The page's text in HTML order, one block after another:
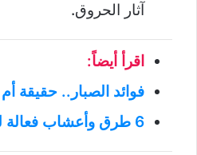
آثار الحروق.
اقرأ أيضاً:
فوائد الصبار.. حقيقة
6 طرق وأعشاب فعالة لعلاج الطفح الجلدي